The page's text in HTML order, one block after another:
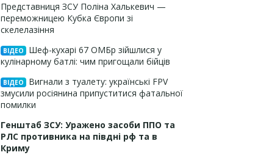
Представниця ЗСУ Поліна Халькевич —
переможницею Кубка Європи зі
скелелазіння
ВІДЕО
Шеф-кухарі 67 ОМБр зійшлися у
кулінарному батлі: чим пригощали бійців
ВІДЕО
Вигнали з туалету: українські FPV
змусили росіянина припуститися фатальної
помилки
Генштаб ЗСУ: Уражено засоби ППО та
РЛС противника на півдні рф та в
Криму